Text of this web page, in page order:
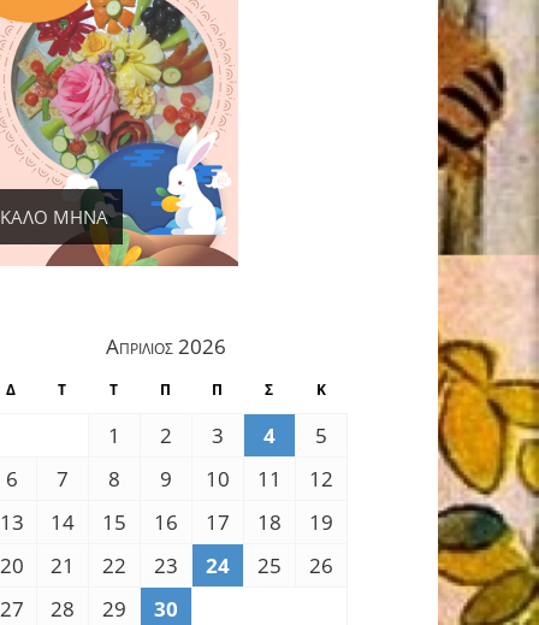
ΚΑΛΟ ΜΗΝΑ
Απρίλιος 2026
Δ Τ Τ Π Π Σ Κ
1 2 3 4
5
6
7 8 9 10 11
12
13
14 15 16 17 18
19
20
21 22 23 24 25
26
27
28 29 30